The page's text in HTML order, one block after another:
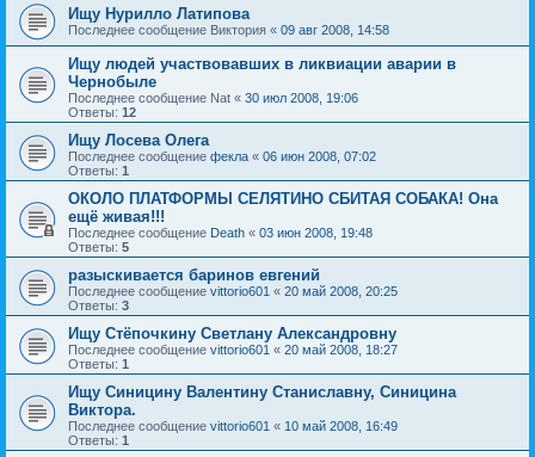
Ищу Нурилло Латипова
Последнее сообщение Виктория « 09 авг 2008, 14:58
Ищу людей участвовавших в ликвиации аварии в
Чернобыле
Последнее сообщение Nat « 30 июл 2008, 19:06
Ответы: 12
Ищу Лосева Олега
Последнее сообщение фекла « 06 июн 2008, 07:02
Ответы: 1
ОКОЛО ПЛАТФОРМЫ СЕЛЯТИНО СБИТАЯ СОБАКА! Она
ещё живая!!!
Последнее сообщение Death « 03 июн 2008, 19:48
Ответы: 5
разыскивается баринов евгений
Последнее сообщение vittorio601 « 20 май 2008, 20:25
Ответы: 3
Ищу Стёпочкину Светлану Александровну
Последнее сообщение vittorio601 « 20 май 2008, 18:27
Ответы: 1
Ищу Синицину Валентину Станиславну, Синицина
Виктора.
Последнее сообщение vittorio601 « 10 май 2008, 16:49
Ответы: 1